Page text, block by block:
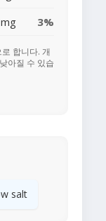
3%
합니다. 개
아질 수 있습
salt